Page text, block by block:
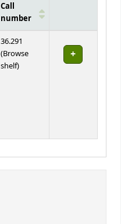
Call
number
36.291
(Browse
shelf(Opens below)
)